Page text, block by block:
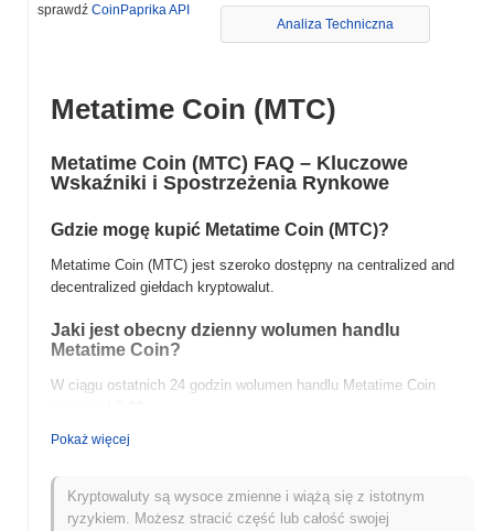
sprawdź CoinPaprika API
Analiza Techniczna
Metatime Coin (MTC)
Metatime Coin (MTC) FAQ – Kluczowe
Wskaźniki i Spostrzeżenia Rynkowe
Gdzie mogę kupić Metatime Coin (MTC)?
Metatime Coin (MTC) jest szeroko dostępny na centralized and
decentralized giełdach kryptowalut.
Jaki jest obecny dzienny wolumen handlu
Metatime Coin?
W ciągu ostatnich 24 godzin wolumen handlu Metatime Coin
Jaka jest historia zakresu cen Metatime Coin?
Najwyższy Poziom Historyczny (ATH):
Najniższy Poziom Historyczny (ATL):
zł 0.00
Pokaż więcej
Kryptowaluty są wysoce zmienne i wiążą się z istotnym
ryzykiem. Możesz stracić część lub całość swojej